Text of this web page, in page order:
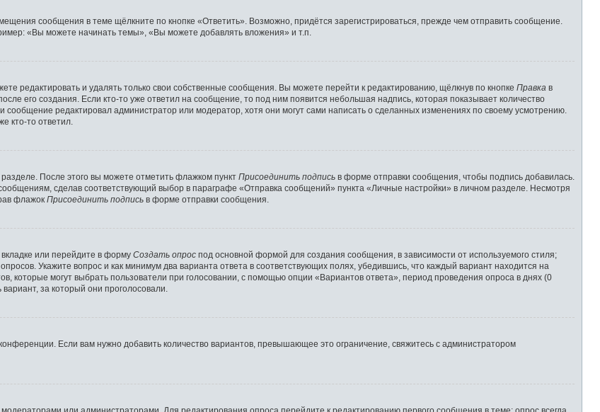
сообщения в теме щёлкните по кнопке «Ответить». Возможно, придётся зарегистрироваться, прежде чем отправить сообщение.
«Вы можете начинать темы», «Вы можете добавлять вложения» и т.п.
редактировать и удалять только свои собственные сообщения. Вы можете перейти к редактированию, щёлкнув по кнопке Правка в
его создания. Если кто-то уже ответил на сообщение, то под ним появится небольшая надпись, которая показывает количество
сообщение редактировал администратор или модератор, хотя они могут сами написать о сделанных изменениях по своему усмотрению.
кто-то ответил.
После этого вы можете отметить флажком пункт Присоединить подпись в форме отправки сообщения, чтобы подпись добавилась.
сделав соответствующий выбор в параграфе «Отправка сообщений» пункта «Личные настройки» в личном разделе. Несмотря
флажок Присоединить подпись в форме отправки сообщения.
или перейдите в форму Создать опрос под основной формой для создания сообщения, в зависимости от используемого стиля;
Укажите вопрос и как минимум два варианта ответа в соответствующих полях, убедившись, что каждый вариант находится на
которые могут выбрать пользователи при голосовании, с помощью опции «Вариантов ответа», период проведения опроса в днях (0
за который они проголосовали.
Если вам нужно добавить количество вариантов, превышающее это ограничение, свяжитесь с администратором